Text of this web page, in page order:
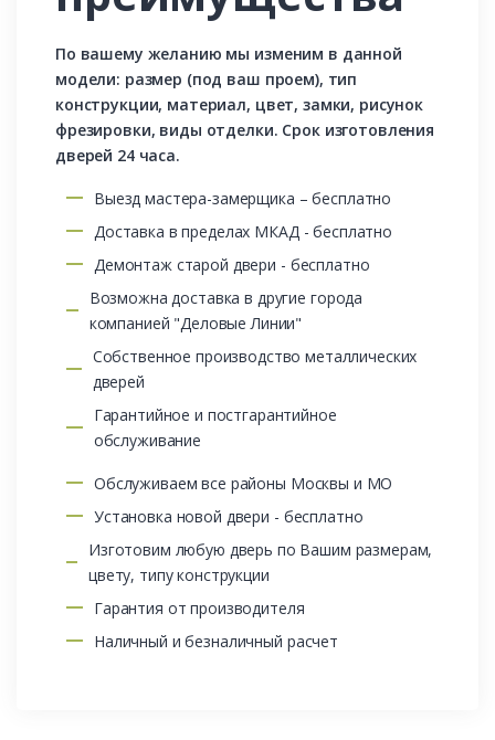
По вашему желанию мы изменим в данной
модели: размер (под ваш проем), тип
конструкции, материал, цвет, замки, рисунок
фрезировки, виды отделки. Срок изготовления
дверей 24 часа.
Выезд мастера-замерщика – бесплатно
Доставка в пределах МКАД - бесплатно
Демонтаж старой двери - бесплатно
Возможна доставка в другие города
компанией "Деловые Линии"
Собственное производство металлических
дверей
Гарантийное и постгарантийное
обслуживание
Обслуживаем все районы Москвы и МО
Установка новой двери - бесплатно
Изготовим любую дверь по Вашим размерам,
цвету, типу конструкции
Гарантия от производителя
Наличный и безналичный расчет